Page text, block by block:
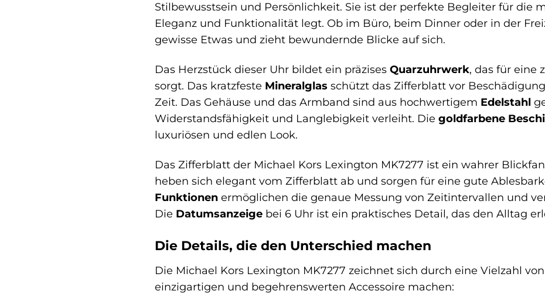
Stilbewusstsein und Persönlichkeit. Sie ist der perfekte Begleiter für die
Eleganz und Funktionalität legt. Ob im Büro, beim Dinner oder in der
gewisse Etwas und zieht bewundernde Blicke auf sich.
Das Herzstück dieser Uhr bildet ein präzises Quarzuhrwerk, das für eine
sorgt. Das kratzfeste Mineralglas schützt das Zifferblatt vor
Zeit. Das Gehäuse und das Armband sind aus hochwertigem Edelstahl
Widerstandsfähigkeit und Langlebigkeit verleiht. Die goldfarbene
luxuriösen und edlen Look.
Das Zifferblatt der Michael Kors Lexington MK7277 ist ein wahrer
heben sich elegant vom Zifferblatt ab und sorgen für eine gute
Funktionenermöglichen die genaue Messung von Zeitintervallen und
Die Datumsanzeigebei 6 Uhr ist ein praktisches Detail, das den Alltag
Die Details, die den Unterschied machen
Die Michael Kors Lexington MK7277 zeichnet sich durch eine Vielzahl
einzigartigen und begehrenswerten Accessoire machen: